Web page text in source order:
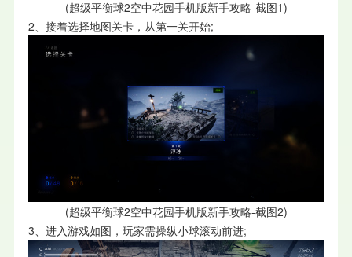
(超级平衡球2空中花园手机版新手攻略-截图1)
2、接着选择地图关卡，从第一关开始;
(超级平衡球2空中花园手机版新手攻略-截图2)
3、进入游戏如图，玩家需操纵小球滚动前进;